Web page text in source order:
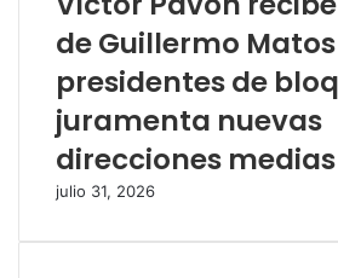
de Guillermo
presidentes de
juramenta nuevas
direcciones medias
julio 31, 2026